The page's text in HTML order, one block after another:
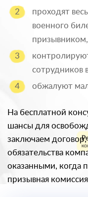
проходят
военного
призывником,
сотрудников
обжалуют
На бесплатной
шансы для
заключаем
обязательства
оказанными, когда
призывная